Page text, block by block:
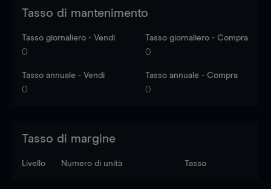
Tasso di mantenimento
Tasso giornaliero - Vendi
0
Tasso giornaliero - Compra
0
Tasso annuale - Vendi
0
Tasso annuale - Compra
0
Tasso di margine
Livello Numero di unità Tasso